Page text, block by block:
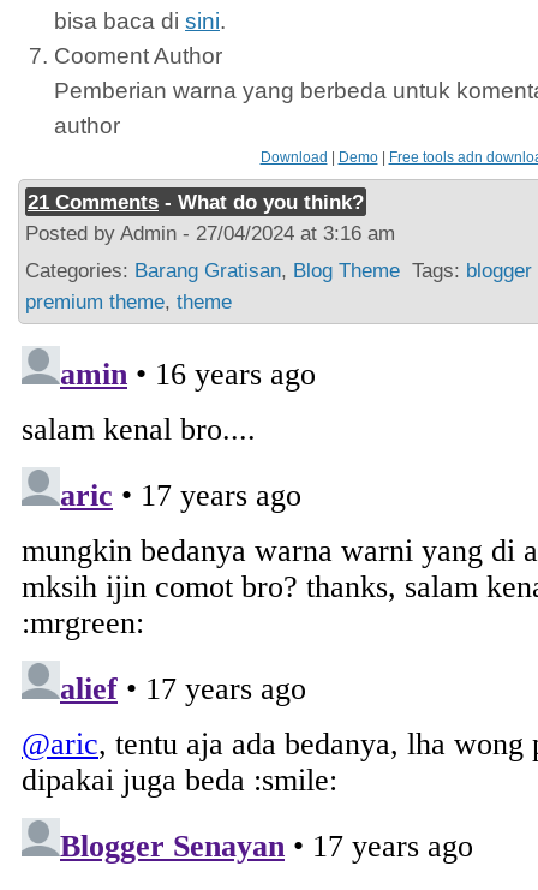
bisa baca di sini.
Cooment Author
Pemberian warna yang berbeda untuk
author
Download Demo| Free tools adn
21 Comments - What do you think?
Posted by Admin - 27/04/2024 at 3:16 am
Categories: Barang Gratisan, Blog Theme Tags:
premium theme, theme